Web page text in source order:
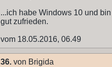
...ich habe Windows 10 und
gut zufrieden.
vom 18.05.2016, 06.49
36. von Brigida